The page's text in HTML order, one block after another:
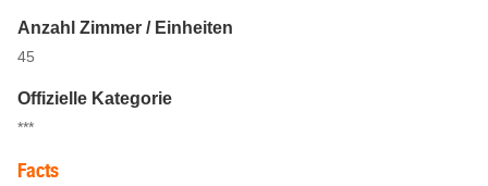
Anzahl Zimmer / Einheiten
45
Offizielle Kategorie
***
Facts